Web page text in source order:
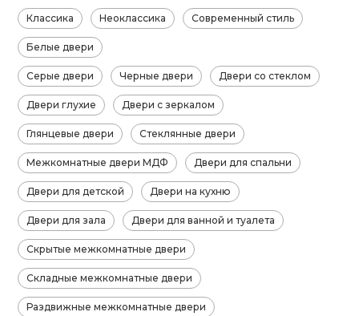
Классика Неоклассика Современный стиль
Белые двери
Серые двери Черные двери Двери со стеклом
Двери глухие Двери с зеркалом
Глянцевые двери Стеклянные двери
Межкомнатные двери МДФ Двери для спальни
Двери для детской Двери на кухню
Двери для зала Двери для ванной и туалета
Скрытые межкомнатные двери
Складные межкомнатные двери
Раздвижные межкомнатные двери